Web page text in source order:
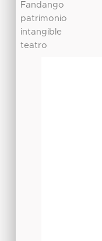
Fandango
patrimonio
intangible
teatro